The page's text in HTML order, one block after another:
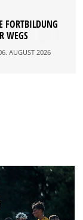
FORTBILDUNG
WEGS
AUGUST 2026